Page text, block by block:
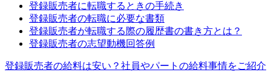
登録販売者に転職するときの手続き
登録販売者の転職に必要な書類
登録販売者が転職する際の履歴書の書き方とは？
登録販売者の志望動機回答例
登録販売者の給料は安い？社員やパートの給料事情をご紹介